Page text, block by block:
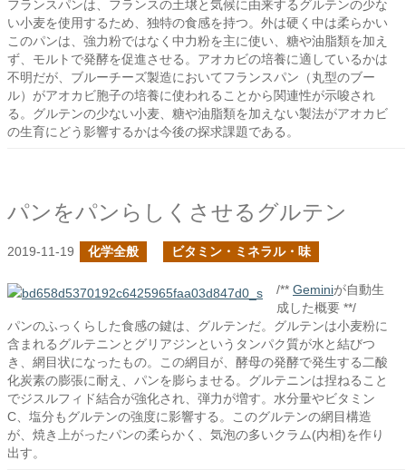
フランスパンは、フランスの土壌と気候に由来するグルテンの少な
い小麦を使用するため、独特の食感を持つ。外は硬く中は柔らかい
このパンは、強力粉ではなく中力粉を主に使い、糖や油脂類を加え
ず、モルトで発酵を促進させる。アオカビの培養に適しているかは
不明だが、ブルーチーズ製造においてフランスパン（丸型のブー
ル）がアオカビ胞子の培養に使われることから関連性が示唆され
る。グルテンの少ない小麦、糖や油脂類を加えない製法がアオカビ
の生育にどう影響するかは今後の探求課題である。
パンをパンらしくさせるグルテン
2019-11-19 化学全般 ビタミン・ミネラル・味
/** Geminiが自動生
成した概要 **/
パンのふっくらした食感の鍵は、グルテンだ。グルテンは小麦粉に
含まれるグルテニンとグリアジンというタンパク質が水と結びつ
き、網目状になったもの。この網目が、酵母の発酵で発生する二酸
化炭素の膨張に耐え、パンを膨らませる。グルテニンは捏ねること
でジスルフィド結合が強化され、弾力が増す。水分量やビタミン
C、塩分もグルテンの強度に影響する。このグルテンの網目構造
が、焼き上がったパンの柔らかく、気泡の多いクラム(内相)を作り
出す。